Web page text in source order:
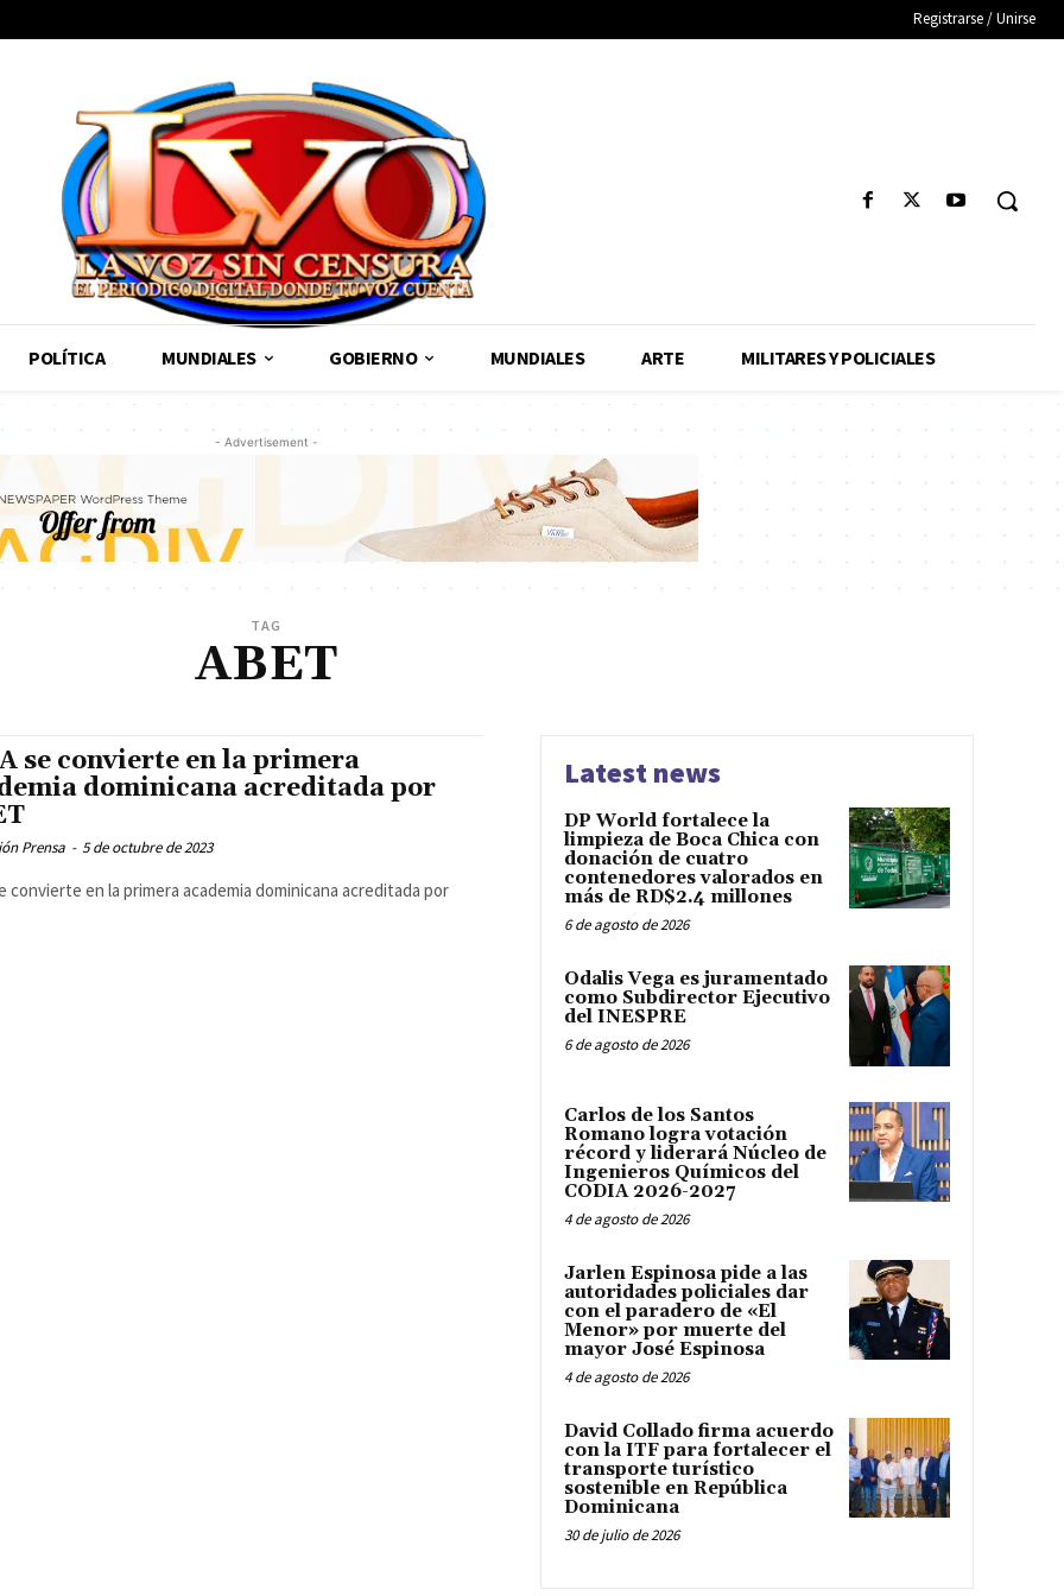
Registrarse / Unirse
POLÍTICA MUNDIALES GOBIERNO MUNDIALES ARTE MILITARES Y POLICIALES
- Advertisement -
TAG
ABET
se convierte en la primera
dominicana acreditada por
Prensa - 5 de octubre de 2023
convierte en la primera academia dominicana acreditada por
Latest news
DP World fortalece la
limpieza de Boca Chica con
donación de cuatro
contenedores valorados en
más de RD$2.4 millones
6 de agosto de 2026
Odalis Vega es juramentado
como Subdirector Ejecutivo
del INESPRE
6 de agosto de 2026
Carlos de los Santos
Romano logra votación
récord y liderará Núcleo de
Ingenieros Químicos del
CODIA 2026-2027
4 de agosto de 2026
Jarlen Espinosa pide a las
autoridades policiales dar
con el paradero de «El
Menor» por muerte del
mayor José Espinosa
4 de agosto de 2026
David Collado firma acuerdo
con la ITF para fortalecer el
transporte turístico
sostenible en República
Dominicana
30 de julio de 2026